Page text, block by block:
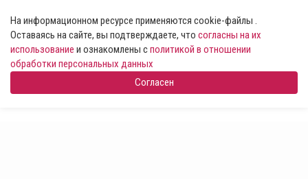
На информационном ресурсе применяются cookie-файлы .
Оставаясь на сайте, вы подтверждаете, что согласны на их
использование и ознакомлены сполитикой в отношении
обработки персональных данных
Согласен